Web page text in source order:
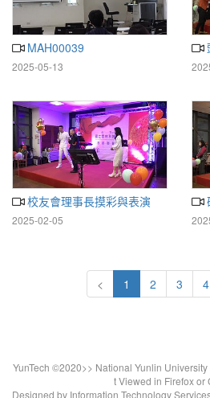
MAH00039
2025-05-13
校友會理事長摸彩與表演
2025-02-05
< 1 2 3 4
YunTech ©2020>> National Yunlin
t Viewed in Firefox or
Designed by Information Technology